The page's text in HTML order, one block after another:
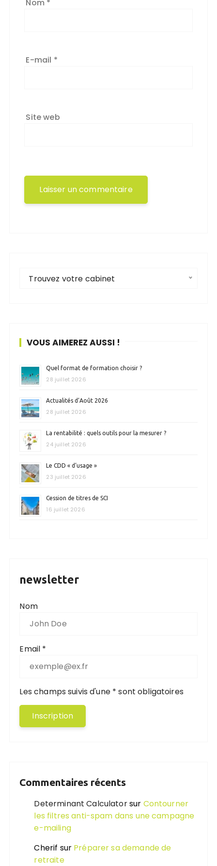
Nom *
E-mail *
Site web
Trouvez votre cabinet
VOUS AIMEREZ AUSSI !
Quel format de formation choisir ?
28 juillet 2026
Actualités d’Août 2026
28 juillet 2026
La rentabilité : quels outils pour la mesurer ?
24 juillet 2026
Le CDD « d’usage »
23 juillet 2026
Cession de titres de SCI
16 juillet 2026
newsletter
Nom
Email *
Les champs suivis d'une * sont obligatoires
Commentaires récents
Determinant Calculatorsur Contourner
les filtres anti-spam dans une campagne
e-mailing
Cherif sur Préparer sa demande de
retraite